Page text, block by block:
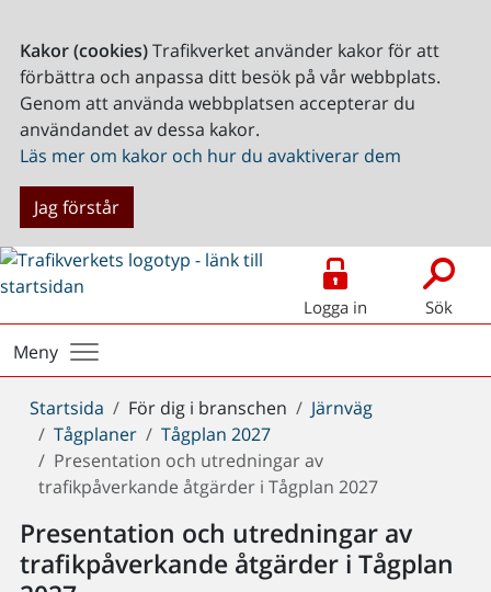
Kakor (cookies)Trafikverket använder kakor för att
förbättra och anpassa ditt besök på vår webbplats.
Genom att använda webbplatsen accepterar du
användandet av dessa kakor.
Läs mer om kakor och hur du avaktiverar dem
Jag förstår
Logga in Sök
Meny
Du
är
här:
Startsida För dig i branschen
Järnväg
Tågplaner
Tågplan 2027
Presentation och utredningar av
trafikpåverkande åtgärder i Tågplan 2027
Presentation och utredningar av
trafikpåverkande åtgärder i Tågplan